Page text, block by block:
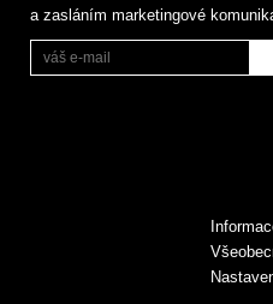
a zasláním marketingové